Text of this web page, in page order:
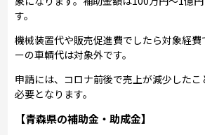
す。
機械装置代や販売促進費でしたら対象経費
ーの車輌代は対象外です。
申請には、コロナ前後で売上が減少した
必要となります。
【青森県の補助金・助成金】